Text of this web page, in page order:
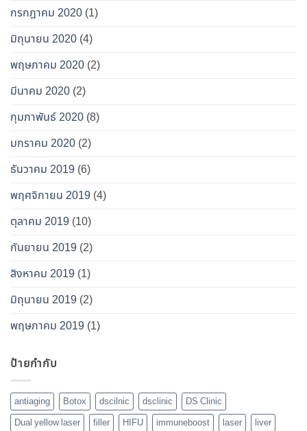
กรกฎาคม 2020 (1)
มิถุนายน 2020 (4)
พฤษภาคม 2020 (2)
มีนาคม 2020 (2)
กุมภาพันธ์ 2020 (8)
มกราคม 2020 (2)
ธันวาคม 2019 (6)
พฤศจิกายน 2019 (4)
ตุลาคม 2019 (10)
กันยายน 2019 (2)
สิงหาคม 2019 (1)
มิถุนายน 2019 (2)
พฤษภาคม 2019 (1)
ป้ายกำกับ
antiaging Botox dscilnic dsclinic
DS Clinic
Dual yellow laser
filler HIFU immuneboost laser
liver